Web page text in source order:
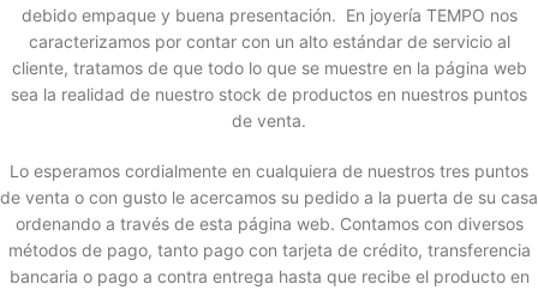
debido empaque y buena presentación. En joyería TEMPO nos
caracterizamos por contar con un alto estándar de servicio al
cliente, tratamos de que todo lo que se muestre en la página web
sea la realidad de nuestro stock de productos en nuestros puntos
de venta.
Lo esperamos cordialmente en cualquiera de nuestros tres puntos
de venta o con gusto le acercamos su pedido a la puerta de su casa
ordenando a través de esta página web. Contamos con diversos
métodos de pago, tanto pago con tarjeta de crédito, transferencia
bancaria o pago a contra entrega hasta que recibe el producto en